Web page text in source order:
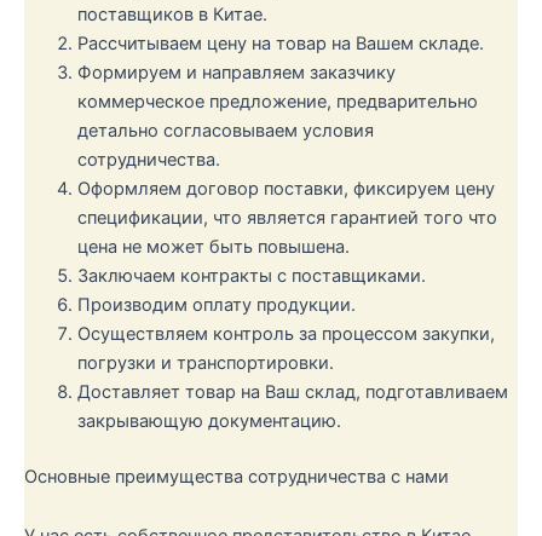
поставщиков в Китае.
Рассчитываем цену на товар на Вашем складе.
Формируем и направляем заказчику
коммерческое предложение, предварительно
детально согласовываем условия
сотрудничества.
Оформляем договор поставки, фиксируем цену
спецификации, что является гарантией того что
цена не может быть повышена.
Заключаем контракты с поставщиками.
Производим оплату продукции.
Осуществляем контроль за процессом закупки,
погрузки и транспортировки.
Доставляет товар на Ваш склад, подготавливаем
закрывающую документацию.
Основные преимущества сотрудничества с нами